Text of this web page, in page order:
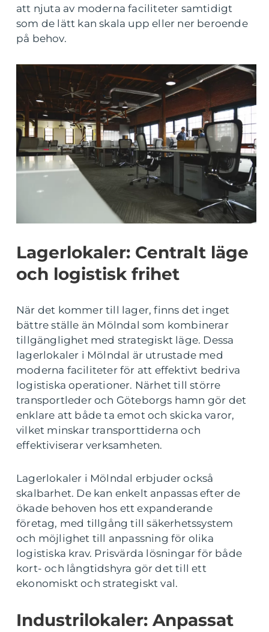
att njuta av moderna faciliteter samtidigt
som de lätt kan skala upp eller ner beroende
på behov.
Lagerlokaler: Centralt läge
och logistisk frihet
När det kommer till lager, finns det inget
bättre ställe än Mölndal som kombinerar
tillgänglighet med strategiskt läge. Dessa
lagerlokaler i Mölndal är utrustade med
moderna faciliteter för att effektivt bedriva
logistiska operationer. Närhet till större
transportleder och Göteborgs hamn gör det
enklare att både ta emot och skicka varor,
vilket minskar transporttiderna och
effektiviserar verksamheten.
Lagerlokaler i Mölndal erbjuder också
skalbarhet. De kan enkelt anpassas efter de
ökade behoven hos ett expanderande
företag, med tillgång till säkerhetssystem
och möjlighet till anpassning för olika
logistiska krav. Prisvärda lösningar för både
kort- och långtidshyra gör det till ett
ekonomiskt och strategiskt val.
Industrilokaler: Anpassat